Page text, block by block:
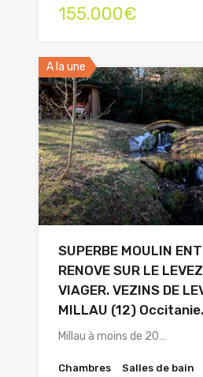
155.000€
A la une
SUPERBE MOULIN
RENOVE SUR LE
VIAGER. VEZINS DE
MILLAU (12) Occitanie.
Millau à moins de 20…
Chambres Salles de bain